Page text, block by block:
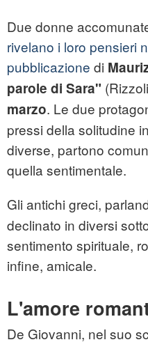
Due donne
rivelano i loro pensieri
pubblicazione di
parole di Sara"
marzo. Le due
pressi della solitudine
diverse, partono
quella sentimentale.
Gli antichi greci,
declinato in diversi
sentimento spirituale,
infine, amicale.
L'amore
De Giovanni, nel suo